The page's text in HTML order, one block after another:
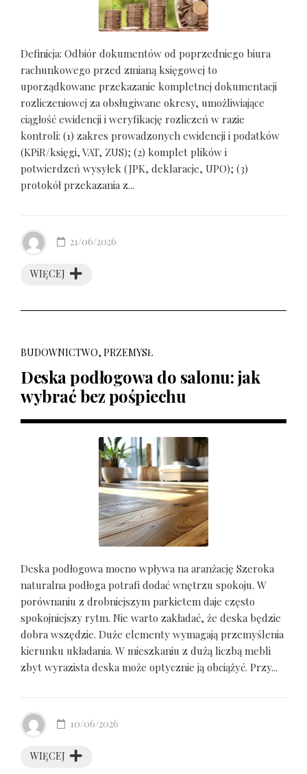
Definicja: Odbiór dokumentów od poprzedniego biura
rachunkowego przed zmianą księgowej to
uporządkowane przekazanie kompletnej dokumentacji
rozliczeniowej za obsługiwane okresy, umożliwiające
ciągłość ewidencji i weryfikację rozliczeń w razie
kontroli: (1) zakres prowadzonych ewidencji i podatków
(KPiR/księgi, VAT, ZUS); (2) komplet plików i
potwierdzeń wysyłek (JPK, deklaracje, UPO); (3)
protokół przekazania z...
WIĘCEJ
21/06/2026
BUDOWNICTWO, PRZEMYSŁ
Deska podłogowa do salonu: jak
wybrać bez pośpiechu
Deska podłogowa mocno wpływa na aranżację Szeroka
naturalna podłoga potrafi dodać wnętrzu spokoju. W
porównaniu z drobniejszym parkietem daje często
spokojniejszy rytm. Nie warto zakładać, że deska będzie
dobra wszędzie. Duże elementy wymagają przemyślenia
kierunku układania. W mieszkaniu z dużą liczbą mebli
zbyt wyrazista deska może optycznie ją obciążyć. Przy...
WIĘCEJ
10/06/2026